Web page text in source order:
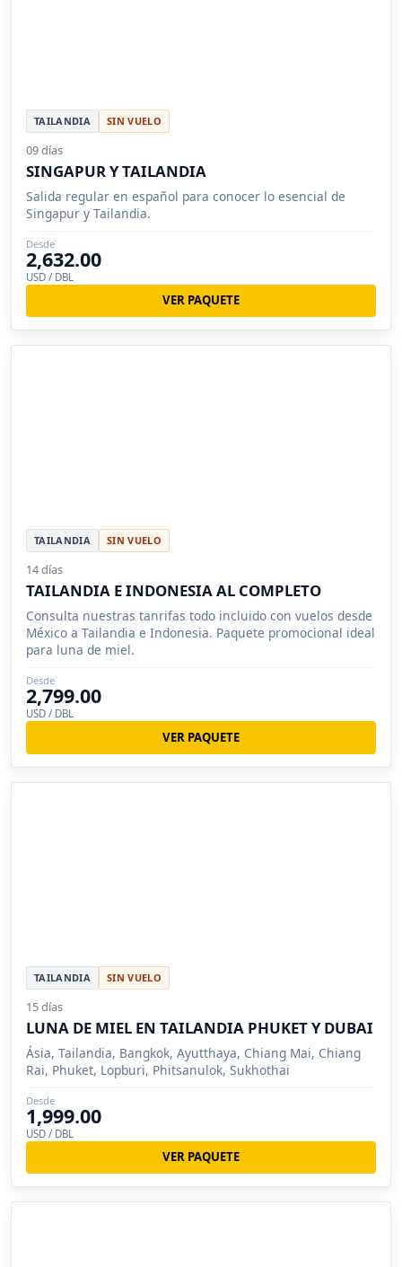
TAILANDIA SIN VUELO
09 días
SINGAPUR Y TAILANDIA
Salida regular en español para conocer lo esencial de
Singapur y Tailandia.
Desde
2,632.00
USD / DBL
VER PAQUETE
TAILANDIA SIN VUELO
14 días
TAILANDIA E INDONESIA AL COMPLETO
Consulta nuestras tanrifas todo incluido con vuelos desde
México a Tailandia e Indonesia. Paquete promocional ideal
para luna de miel.
Desde
2,799.00
USD / DBL
VER PAQUETE
TAILANDIA SIN VUELO
15 días
LUNA DE MIEL EN TAILANDIA PHUKET Y DUBAI
Ásia, Tailandia, Bangkok, Ayutthaya, Chiang Mai, Chiang
Rai, Phuket, Lopburi, Phitsanulok, Sukhothai
Desde
1,999.00
USD / DBL
VER PAQUETE